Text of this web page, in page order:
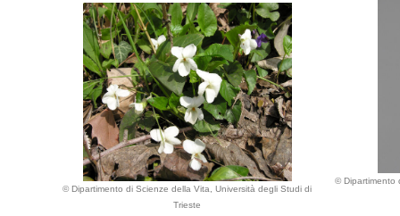
© Dipartimento di Scienze della Vita, Università degli Studi di
Trieste
© Dipartimento